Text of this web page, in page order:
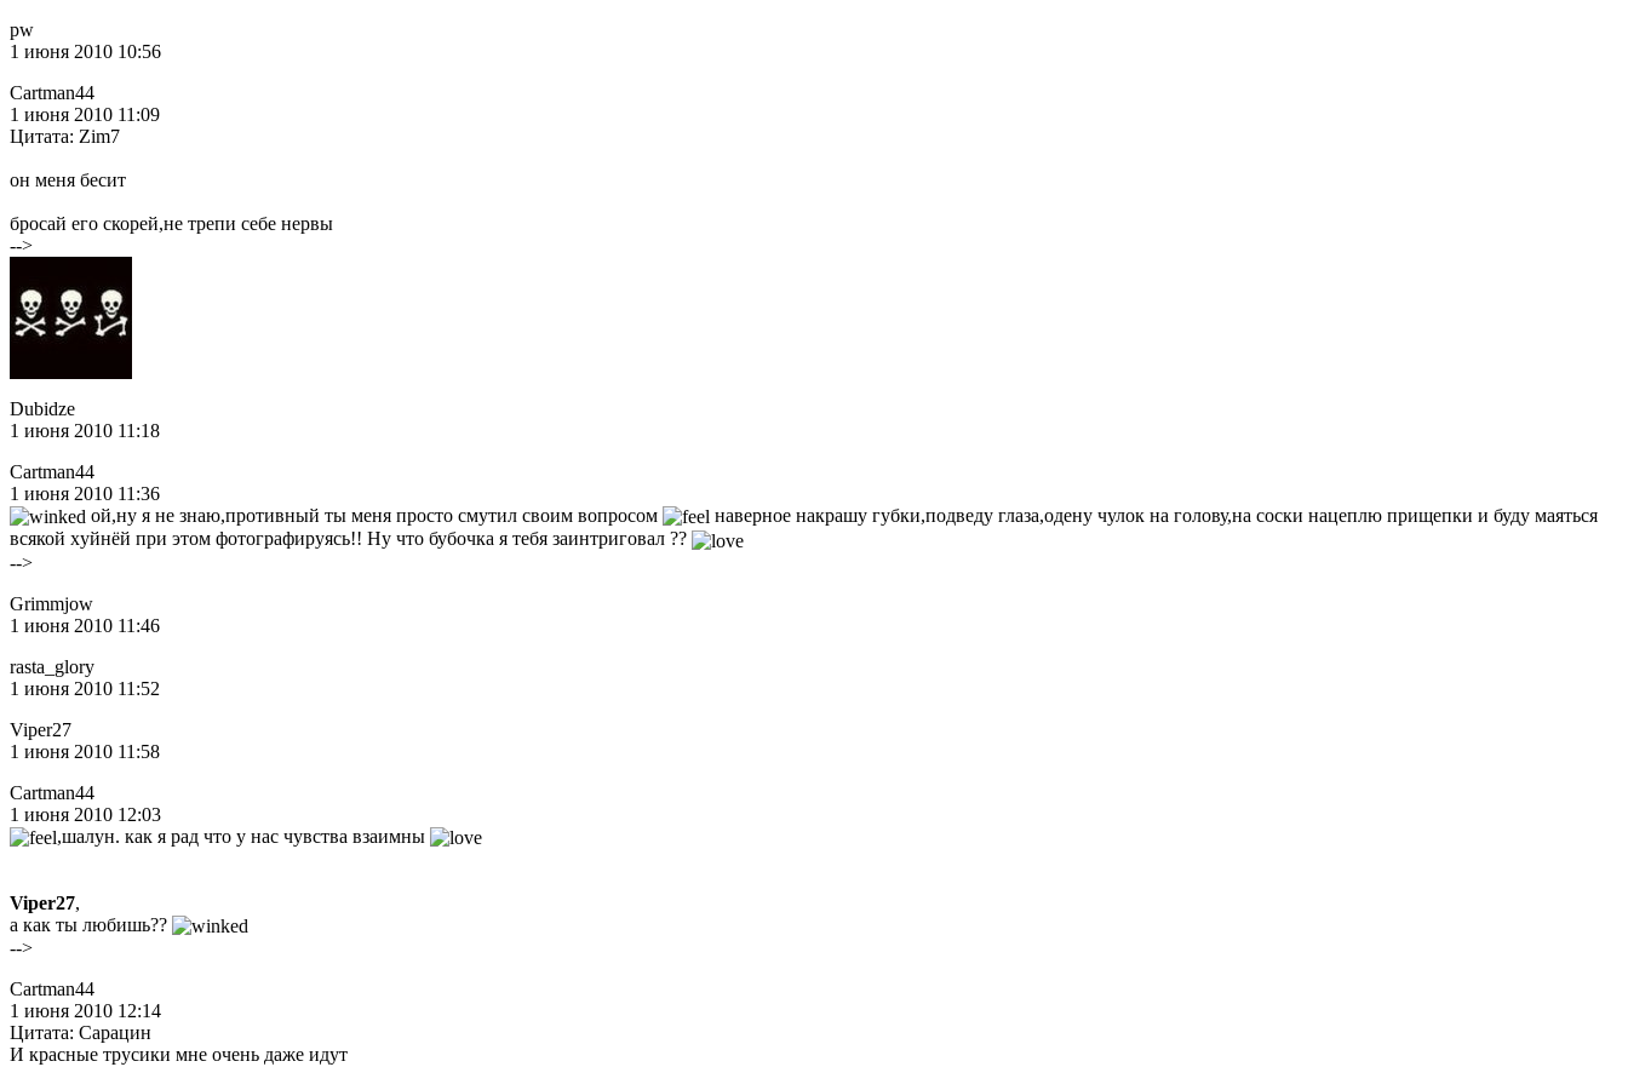
pw
1 июня 2010 10:56
Cartman44
1 июня 2010 11:09
Цитата: Zim7
он меня бесит
бросай его скорей,не трепи себе нервы
-->
Dubidze
1 июня 2010 11:18
Cartman44
1 июня 2010 11:36
ой,ну я не знаю,противный ты меня просто смутил своим вопросом
наверное накрашу губки,подведу глаза,одену чулок на голову,на соски нацеплю прищепки и буду маяться
всякой xуйнёй при этом фотографируясь!! Ну что бубочка я тебя заинтриговал ??
-->
Grimmjow
1 июня 2010 11:46
rasta_glory
1 июня 2010 11:52
Viper27
1 июня 2010 11:58
Cartman44
1 июня 2010 12:03
,шалун. как я рад что у нас чувства взаимны
Viper27,
а как ты любишь??
-->
Cartman44
1 июня 2010 12:14
Цитата: Сарацин
И красные трусики мне очень даже идут